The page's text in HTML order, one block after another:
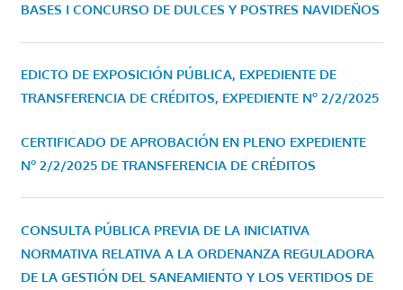
BASES I CONCURSO DE DULCES Y POSTRES NAVIDEÑOS
EDICTO DE EXPOSICIÓN PÚBLICA, EXPEDIENTE DE
TRANSFERENCIA DE CRÉDITOS, EXPEDIENTE Nº 2/2/2025
CERTIFICADO DE APROBACIÓN EN PLENO EXPEDIENTE
Nº 2/2/2025 DE TRANSFERENCIA DE CRÉDITOS
CONSULTA PÚBLICA PREVIA DE LA INICIATIVA
NORMATIVA RELATIVA A LA ORDENANZA REGULADORA
DE LA GESTIÓN DEL SANEAMIENTO Y LOS VERTIDOS DE